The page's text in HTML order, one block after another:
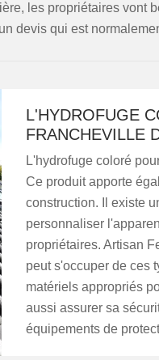
les propriétaires vont
devis qui est
L'HYDROFUGE
FRANCHEVILLE
L'hydrofuge coloré
Ce produit apporte
construction. Il existe
personnaliser
propriétaires. Artisan
peut s'occuper de ces
matériels appropriés
aussi assurer sa
équipements de